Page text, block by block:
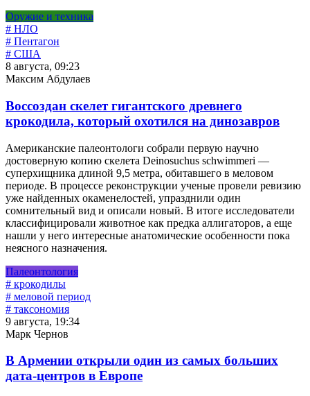
Оружие и техника
# НЛО
# Пентагон
# США
8 августа, 09:23
Максим Абдулаев
Воссоздан скелет гигантского древнего
крокодила, который охотился на динозавров
Американские палеонтологи собрали первую научно
достоверную копию скелета Deinosuchus schwimmeri —
суперхищника длиной 9,5 метра, обитавшего в меловом
периоде. В процессе реконструкции ученые провели ревизию
уже найденных окаменелостей, упразднили один
сомнительный вид и описали новый. В итоге исследователи
классифицировали животное как предка аллигаторов, а еще
нашли у него интересные анатомические особенности пока
неясного назначения.
Палеонтология
# крокодилы
# меловой период
# таксономия
9 августа, 19:34
Марк Чернов
В Армении открыли один из самых больших
дата-центров в Европе